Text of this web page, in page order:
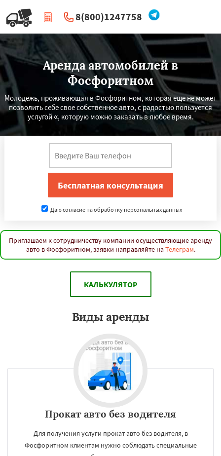
8(800)1247758
| Перезвоните мне
Аренда автомобилей в
Фосфоритном
Молодежь, проживающая в Фосфоритном, которая еще не может
позволить себе свое собственное авто, с радостью пользуется
услугой «, которую можно заказать в любое время.
Даю согласие на обработку персональных данных
Приглашаем к сотрудничеству компании осуществляющие аренду
авто в Фосфоритном, заявки направляйте на Телеграм.
КАЛЬКУЛЯТОР
Виды аренды
Прокат авто без водителя
Для получения услуги прокат авто без водителя, в
Фосфоритном клиентам нужно соблюдать специальные